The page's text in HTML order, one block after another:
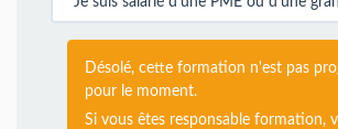
Désolé, cette formation n'est pas
pour le moment.
Si vous êtes responsable formation,